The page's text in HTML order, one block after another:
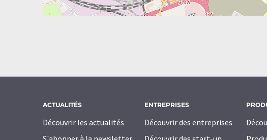
ACTUALITÉS
Découvrir les actualités
ENTREPRISES
Découvrir des entreprises